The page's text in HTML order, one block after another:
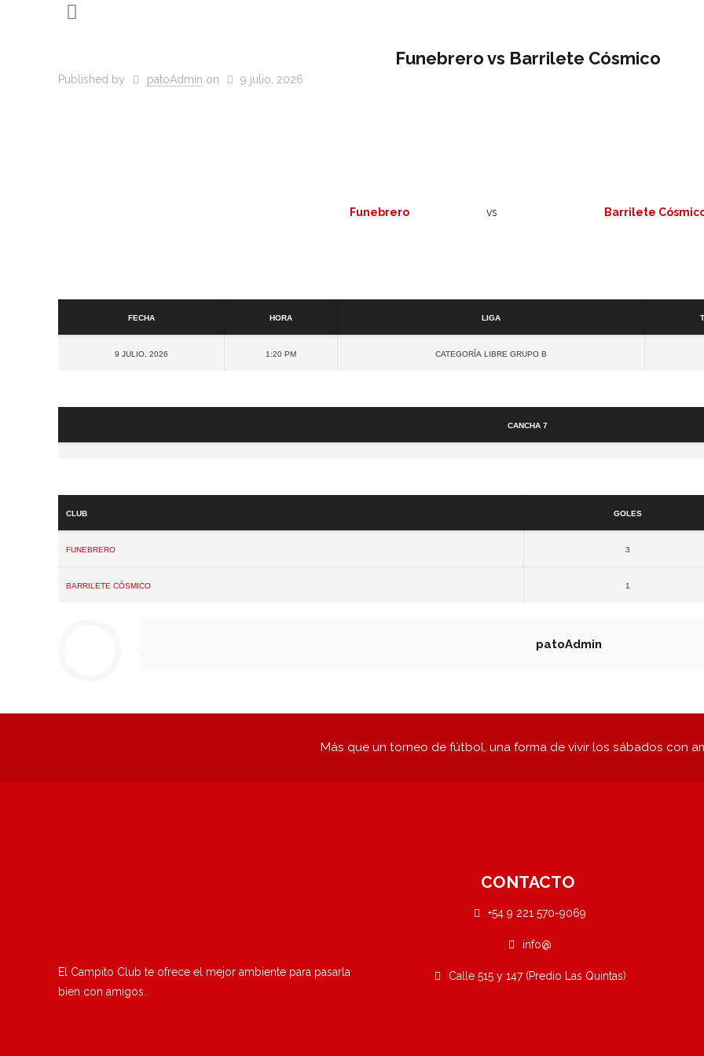
Funebrero vs Barrilete Cósmico
Published by patoAdmin on 9 julio, 2026
Funebrero vs Barrilete
Fecha Hora Liga
9 julio, 2026 1:20 pm Categoría Libre GRUPO B
Cancha 7
Club Goles
Funebrero 3
Barrilete Cósmico 1
patoAdmin
Más que un torneo de fútbol, una forma de vivir los sábados con
El Campito Club te ofrece el mejor ambiente para pasarla
bien con amigos.
CONTACTO
+54 9 221 570-9069
info@
Calle 515 y 147 (Predio Las Quintas)